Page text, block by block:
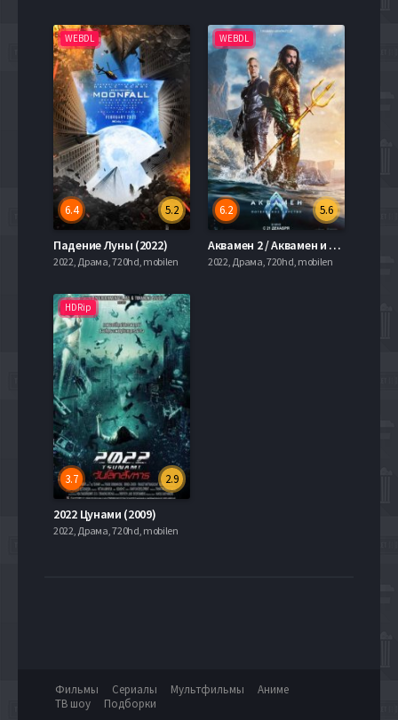
WEBDL
5.2
6.4
Падение Луны (2022)
2022, Драма, 720hd, mobilen
WEBDL
5.6
6.2
Аквамен 2 / Аквамен и Потерянное королевство (2023)
2022, Драма, 720hd, mobilen
HDRip
2.9
3.7
2022 Цунами (2009)
2022, Драма, 720hd, mobilen
Фильмы Сериалы Мультфильмы
Аниме
ТВ шоу
Подборки